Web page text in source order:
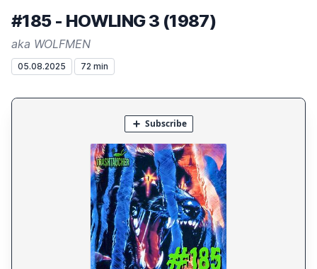
#185 - HOWLING 3 (1987)
aka WOLFMEN
05.08.2025 72 min